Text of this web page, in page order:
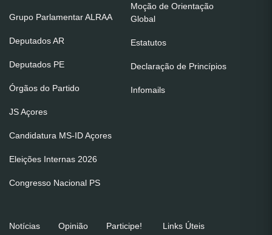
Grupo Parlamentar ALRAA
Deputados AR
Deputados PE
Órgãos do Partido
JS Açores
Candidatura MS-ID Açores
Eleições Internas 2026
Congresso Nacional PS
Moção de Orientação
Global
Estatutos
Declaração de Princípios
Infomails
Notícias Opinião Participe! Links Úteis